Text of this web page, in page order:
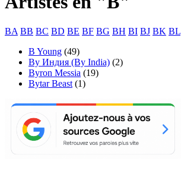
BA BB BC BD BE BF BG BH BI BJ BK BL
B Young (49)
By Индия (By India) (2)
Byron Messia (19)
Bytar Beast (1)